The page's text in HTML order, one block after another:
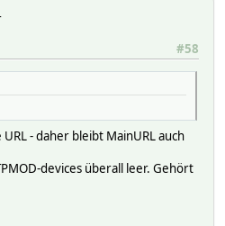
#58
- daher bleibt MainURL auch
devices überall leer. Gehört